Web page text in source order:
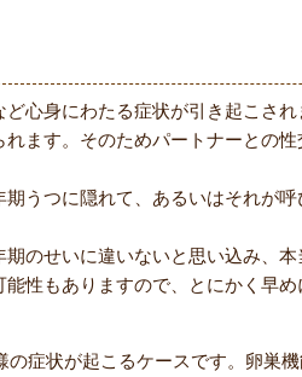
心身にわたる症状が引き起こさ
ます。そのためパートナーとの
うつに隠れて、あるいはそれが
のせいに違いないと思い込み、
性もありますので、とにかく早
症状が起こるケースです。卵巣